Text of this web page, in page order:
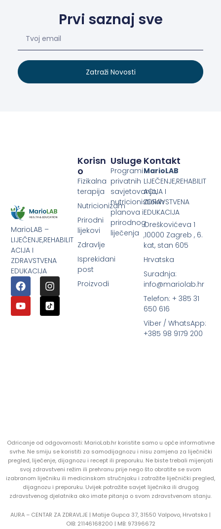
Prvi saznaj sve
Zatraži Novosti
MarioLAB –
LIJEČENJE,REHABILIT
ACIJA I
ZDRAVSTVENA
EDUKACIJA
Usluge
Programi
privatnih
savjetovanja,
nutricionističkih
planova i
prirodnog
liječenja
Korisn
O
Fizikalna
terapija
Nutricionizam
Prirodni
lijekovi
Zdravlje
Isprekidani
post
Proizvodi
Kontakt
MarioLAB
LIJEČENJE,REHABILIT
ACIJA I
ZDRAVSTVENA
EDUKACIJA
Oreškovićeva 1
,10000 Zagreb , 6.
kat, stan 605
Hrvatska
Suradnja:
info@mariolab.hr
Telefon: + 385 31
650 616
Viber / WhatsApp:
+385 98 9179 200
Odricanje od odgovornosti: MarioLab.hr koristite samo u opće informativne
svrhe. Ne smiju se koristiti za samodijagnozu i nisu zamjena za liječnički
pregled, liječenje, dijagnozu i recept ili preporuku. Ne biste trebali mijenjati
svoj zdravstveni režim ili prehranu prije nego što obratite se svom
izabranom liječniku ili medicinskom stručnjaku i zatražite liječnički pregled,
dijagnozu i preporuku. Uvijek potražite savjet liječnika ili drugog
zdravstvenog djelatnika ako imate pitanja o svom zdravstvenom stanju.
AURA – CENTAR ZA ZDRAVLJE | Matije Gupca 37, 31550 Valpovo, Hrvatska |
OIB: 21146168200 | MB: 97396672